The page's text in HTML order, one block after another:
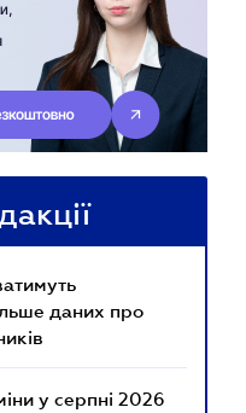
даних про
у серпні 2026